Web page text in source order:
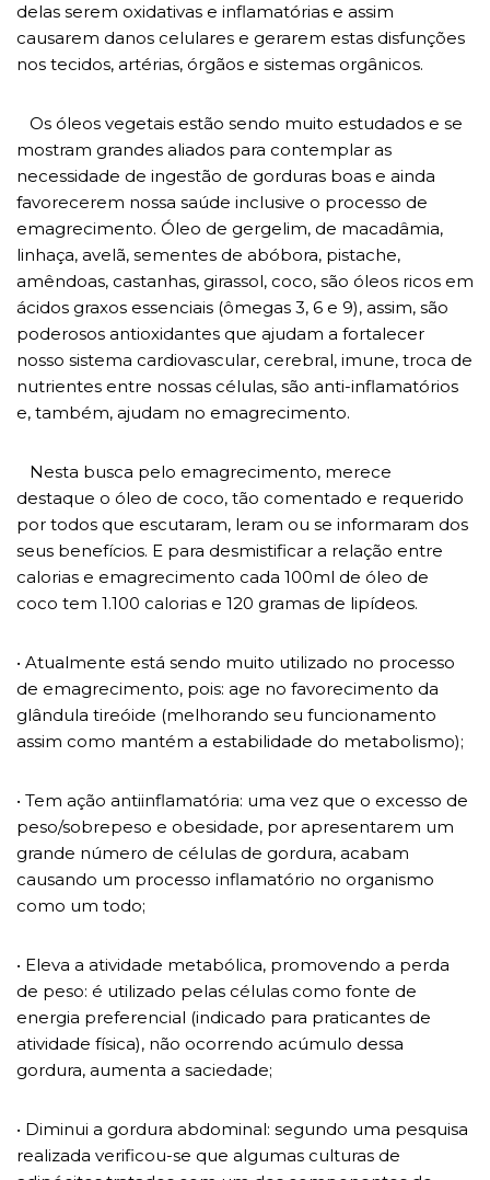
delas serem oxidativas e inflamatórias e assim
causarem danos celulares e gerarem estas disfunções
nos tecidos, artérias, órgãos e sistemas orgânicos.
Os óleos vegetais estão sendo muito estudados e se
mostram grandes aliados para contemplar as
necessidade de ingestão de gorduras boas e ainda
favorecerem nossa saúde inclusive o processo de
emagrecimento. Óleo de gergelim, de macadâmia,
linhaça, avelã, sementes de abóbora, pistache,
amêndoas, castanhas, girassol, coco, são óleos ricos em
ácidos graxos essenciais (ômegas 3, 6 e 9), assim, são
poderosos antioxidantes que ajudam a fortalecer
nosso sistema cardiovascular, cerebral, imune, troca de
nutrientes entre nossas células, são anti-inflamatórios
e, também, ajudam no emagrecimento.
Nesta busca pelo emagrecimento, merece
destaque o óleo de coco, tão comentado e requerido
por todos que escutaram, leram ou se informaram dos
seus benefícios. E para desmistificar a relação entre
calorias e emagrecimento cada 100ml de óleo de
coco tem 1.100 calorias e 120 gramas de lipídeos.
• Atualmente está sendo muito utilizado no processo
de emagrecimento, pois: age no favorecimento da
glândula tireóide (melhorando seu funcionamento
assim como mantém a estabilidade do metabolismo);
• Tem ação antiinflamatória: uma vez que o excesso de
peso/sobrepeso e obesidade, por apresentarem um
grande número de células de gordura, acabam
causando um processo inflamatório no organismo
como um todo;
• Eleva a atividade metabólica, promovendo a perda
de peso: é utilizado pelas células como fonte de
energia preferencial (indicado para praticantes de
atividade física), não ocorrendo acúmulo dessa
gordura, aumenta a saciedade;
• Diminui a gordura abdominal: segundo uma pesquisa
realizada verificou-se que algumas culturas de